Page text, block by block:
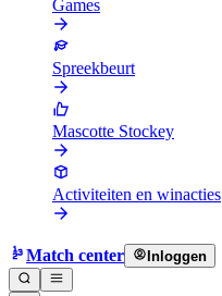
Games
Spreekbeurt
Mascotte Stockey
Activiteiten en winacties
Match center Inloggen